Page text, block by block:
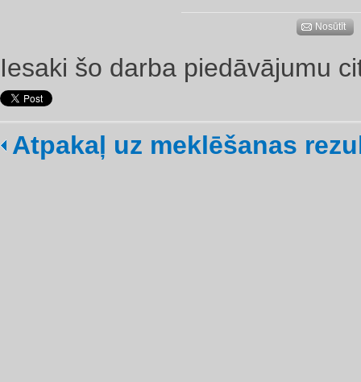
Nosūtīt
Iesaki šo darba piedāvājumu
Atpakaļ uz meklēšanas